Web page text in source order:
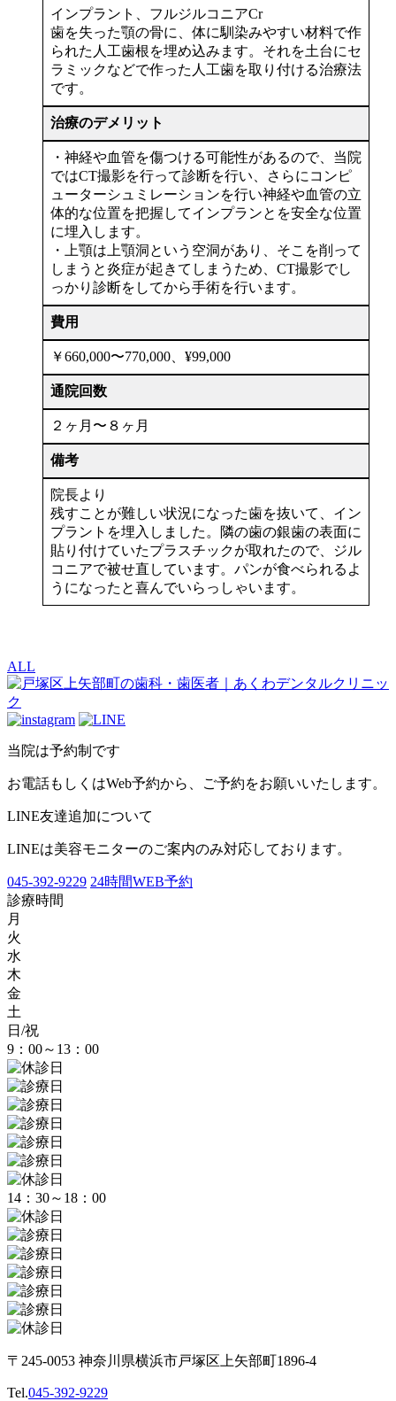
インプラント、フルジルコニアCr
歯を失った顎の骨に、体に馴染みやすい材料で作
られた人工歯根を埋め込みます。それを土台にセ
ラミックなどで作った人工歯を取り付ける治療法
です。
治療のデメリット
・神経や血管を傷つける可能性があるので、当院
ではCT撮影を行って診断を行い、さらにコンピ
ューターシュミレーションを行い神経や血管の立
体的な位置を把握してインプランとを安全な位置
に埋入します。
・上顎は上顎洞という空洞があり、そこを削って
しまうと炎症が起きてしまうため、CT撮影でし
っかり診断をしてから手術を行います。
費用
￥660,000〜770,000、¥99,000
通院回数
２ヶ月〜８ヶ月
備考
院長より
残すことが難しい状況になった歯を抜いて、イン
プラントを埋入しました。隣の歯の銀歯の表面に
貼り付けていたプラスチックが取れたので、ジル
コニアで被せ直しています。パンが食べられるよ
うになったと喜んでいらっしゃいます。
ALL
当院は予約制です
お電話もしくはWeb予約から、ご予約をお願いいたします。
LINE友達追加について
LINEは美容モニターのご案内のみ対応しております。
045-392-9229 24時間WEB予約
診療時間
月
火
水
木
金
土
日/祝
9：00～13：00
14：30～18：00
〒245-0053 神奈川県横浜市戸塚区上矢部町1896-4
Tel.045-392-9229